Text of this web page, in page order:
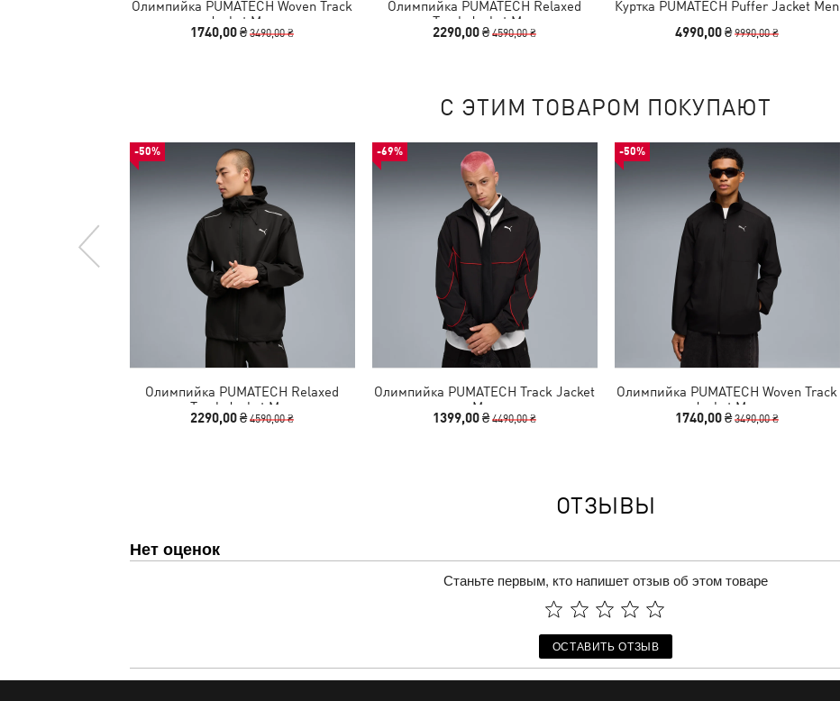
Олимпийка PUMATECH Woven Track
Jacket Men
1740,00 ₴3490,00 ₴
Олимпийка PUMATECH Relaxed
Track Jacket Men
2290,00 ₴4590,00 ₴
Куртка PUMATECH Puffer Jacket Men
4990,00 ₴9990,00 ₴
С ЭТИМ ТОВАРОМ ПОКУПАЮТ
-50%
Олимпийка PUMATECH Relaxed
Track Jacket Men
2290,00 ₴4590,00 ₴
-69%
Олимпийка PUMATECH Track Jacket
Men
1399,00 ₴4490,00 ₴
-50%
Олимпийка PUMATECH Woven Track
Jacket Men
1740,00 ₴3490,00 ₴
ОТЗЫВЫ
Нет оценок
Станьте первым, кто напишет отзыв об этом товаре
ОСТАВИТЬ ОТЗЫВ